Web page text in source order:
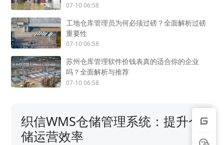
07-10 06:58
工地仓库管理员为何必须过磅？全面解析过磅
重要性
07-10 06:58
苏州仓库管理软件价钱表真的适合你的企业
吗？全面解析与推荐
07-10 06:58
织信WMS仓储管理系统：提升仓
储运营效率